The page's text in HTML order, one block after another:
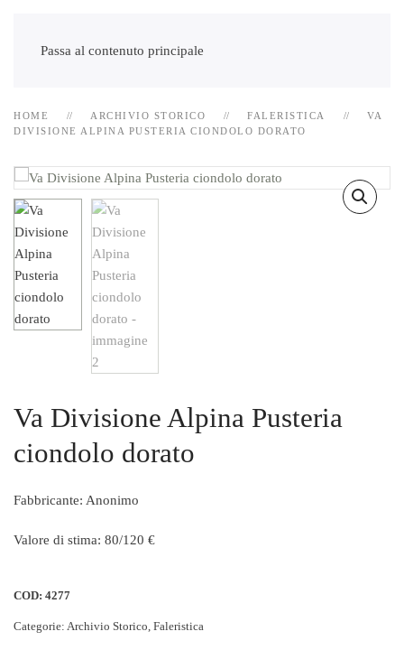
Passa al contenuto principale
HOME ARCHIVIO STORICO FALERISTICA
VA
DIVISIONE ALPINA PUSTERIA CIONDOLO DORATO
Va Divisione Alpina Pusteria
ciondolo dorato
Fabbricante: Anonimo
Valore di stima: 80/120 €
COD: 4277
Categorie: Archivio Storico, Faleristica